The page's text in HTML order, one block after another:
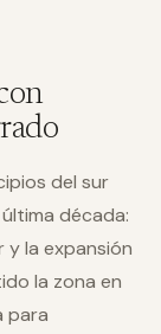
del sur
década:
y la expansión
la zona en
para